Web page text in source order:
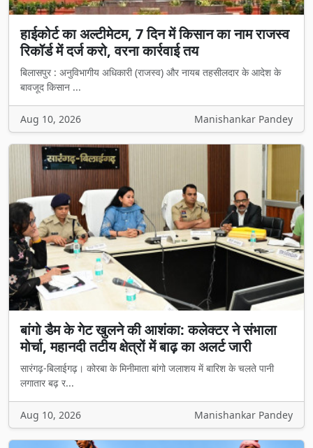
हाईकोर्ट का अल्टीमेटम, 7 दिन में किसान का नाम राजस्व
रिकॉर्ड में दर्ज करो, वरना कार्रवाई तय
बिलासपुर : अनुविभागीय अधिकारी (राजस्व) और नायब तहसीलदार के आदेश के
बावजूद किसान ...
Aug 10, 2026 Manishankar Pandey
बांगो डैम के गेट खुलने की आशंका: कलेक्टर ने संभाला
मोर्चा, महानदी तटीय क्षेत्रों में बाढ़ का अलर्ट जारी
सारंगढ़-बिलाईगढ़। कोरबा के मिनीमाता बांगो जलाशय में बारिश के चलते पानी
लगातार बढ़ र...
Aug 10, 2026 Manishankar Pandey